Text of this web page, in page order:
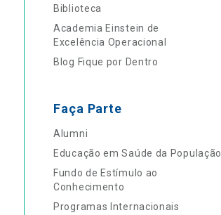
Biblioteca
Academia Einstein de
Excelência Operacional
Blog Fique por Dentro
Faça Parte
Alumni
Educação em Saúde da População
Fundo de Estímulo ao
Conhecimento
Programas Internacionais